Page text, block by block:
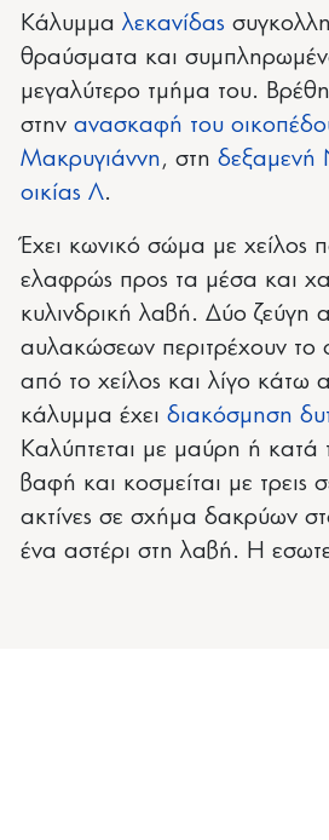
Κάλυμμα λεκανίδας
θραύσματα και
μεγαλύτερο τμήμα του.
στην ανασκαφή του
Μακρυγιάννη, στη δεξαμενή
οικίας Λ.
Έχει κωνικό σώμα με χείλος
ελαφρώς προς τα μέσα και
κυλινδρική λαβή. Δύο ζεύγη
αυλακώσεων περιτρέχουν
από το χείλος και λίγο κάτω
κάλυμμα έχει διακόσμηση
Καλύπτεται με μαύρη ή κατά
βαφή και κοσμείται με τρεις
ακτίνες σε σχήμα δακρύων
ένα αστέρι στη λαβή. Η